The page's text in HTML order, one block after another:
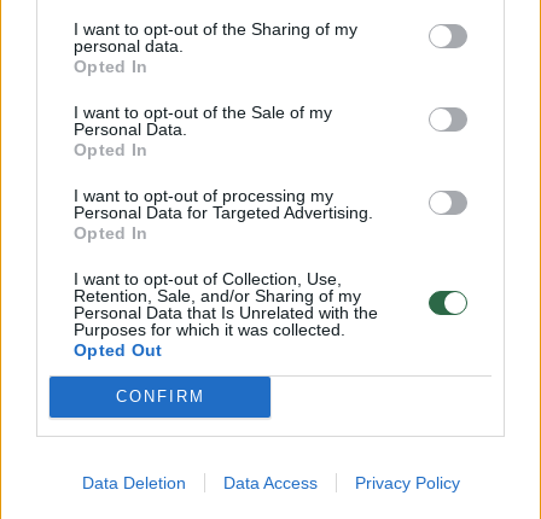
I want to opt-out of the Sharing of my
personal data.
Opted In
I want to opt-out of the Sale of my
Personal Data.
Opted In
I want to opt-out of processing my
Personal Data for Targeted Advertising.
Opted In
I want to opt-out of Collection, Use,
Retention, Sale, and/or Sharing of my
Personal Data that Is Unrelated with the
Purposes for which it was collected.
Opted Out
CONFIRM
Data Deletion Data Access Privacy Policy
žemės vietose taip padėdama užpildyti
žmonijos pažinimo spragas. 2011 metų
pabaigoje draugija mokslinei ir tyrimų veiklai
visame pasaulyje buvo skyrusi jau 10 000
JAV dolerių. Draugija rėmė tokių žymių
mokslininkų ir atradėjų kaip poliarinis
tyrinėtojas Robertas Peary, inkų miesto Maču
Pikču atradėjas Hirama Bingham,
antropologai Louisas ir Mary Leakey,
primatologės Jane Goodall ir Birutė Galdikas,
„Titaniką“ atradęs povandeninio pasaulio
tyrinėtojas Robertas Ballardas ar šių metų
pavasarį į Marianų įdubos dugną nusileidęs